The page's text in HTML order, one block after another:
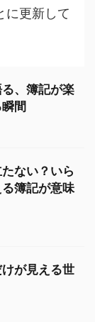
に更新して
、簿記が楽
間
ない？いら
簿記が意味
が見える世